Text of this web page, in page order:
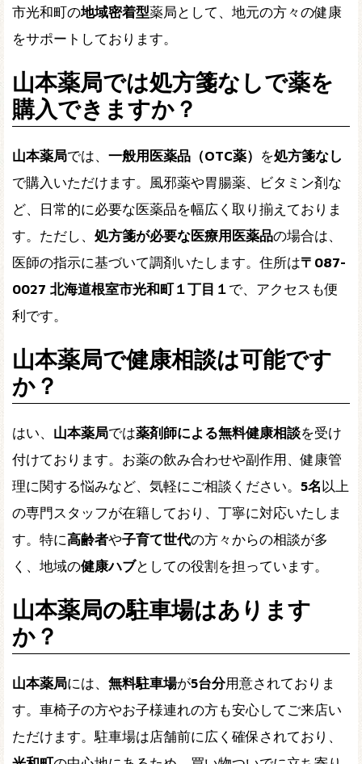
市光和町の地域密着型薬局として、地元の方々の健康
をサポートしております。
山本薬局では処方箋なしで薬を
購入できますか？
山本薬局では、 一般用医薬品（OTC薬） を処方箋なし
で購入いただけます。風邪薬や胃腸薬、ビタミン剤な
ど、日常的に必要な医薬品を幅広く取り揃えておりま
す。ただし、 処方箋が必要な医療用医薬品の場合は、
医師の指示に基づいて調剤いたします。住所は〒087-
0027 北海道根室市光和町１丁目１ で、アクセスも便
利です。
山本薬局で健康相談は可能です
か？
はい、 山本薬局では薬剤師による無料健康相談を受け
付けております。お薬の飲み合わせや副作用、健康管
理に関する悩みなど、気軽にご相談ください。 5名以上
の専門スタッフが在籍しており、丁寧に対応いたしま
す。特に高齢者や子育て世代の方々からの相談が多
く、地域の健康ハブとしての役割を担っています。
山本薬局の駐車場はあります
か？
山本薬局には、 無料駐車場が5台分用意されておりま
す。車椅子の方やお子様連れの方も安心してご来店い
ただけます。駐車場は店舗前に広く確保されており、